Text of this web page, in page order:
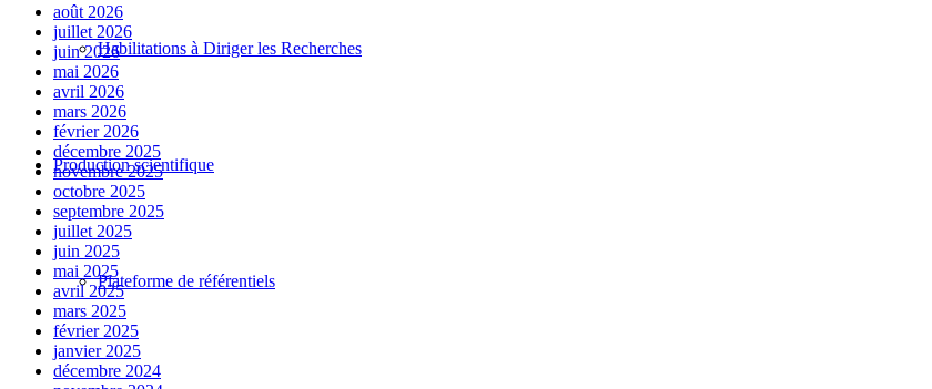
Habilitations à Diriger les Recherches
Production scientifique
Plateforme de référentiels
août 2026
juillet 2026
juin 2026
mai 2026
avril 2026
mars 2026
février 2026
décembre 2025
novembre 2025
octobre 2025
septembre 2025
juillet 2025
juin 2025
mai 2025
avril 2025
mars 2025
février 2025
janvier 2025
décembre 2024